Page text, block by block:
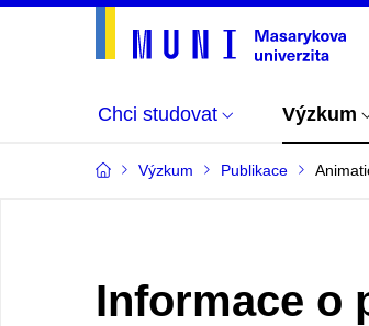
Chci studovat Výzkum
Výzkum Publikace
Informace o